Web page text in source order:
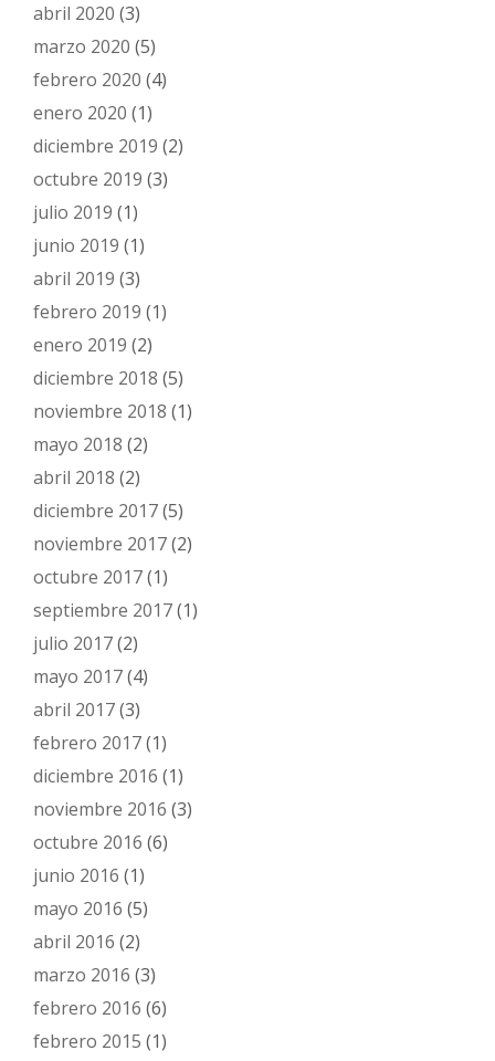
abril 2020 (3)
marzo 2020 (5)
febrero 2020 (4)
enero 2020 (1)
diciembre 2019 (2)
octubre 2019 (3)
julio 2019 (1)
junio 2019 (1)
abril 2019 (3)
febrero 2019 (1)
enero 2019 (2)
diciembre 2018 (5)
noviembre 2018 (1)
mayo 2018 (2)
abril 2018 (2)
diciembre 2017(5)
noviembre 2017(2)
octubre 2017(1)
septiembre 2017(1)
julio 2017(2)
mayo 2017(4)
abril 2017(3)
febrero 2017(1)
diciembre 2016 (1)
noviembre 2016 (3)
octubre 2016 (6)
junio 2016 (1)
mayo 2016 (5)
abril 2016 (2)
marzo 2016 (3)
febrero 2016 (6)
febrero 2015 (1)